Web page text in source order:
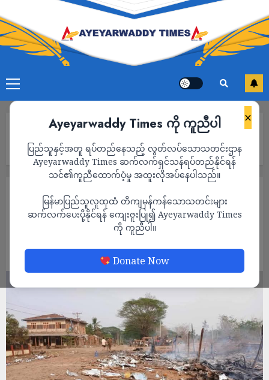
×
Ayeyarwaddy Times ကို ကူညီပါ
ပြည်သူနှင့်အတူ ရပ်တည်နေသည့် လွတ်လပ်သောသတင်းဌာန
Ayeyarwaddy Times ဆက်လက်ရှင်သန်ရပ်တည်နိုင်ရန်
သင်၏ကူညီထောက်ပံ့မှု အထူးလိုအပ်နေပါသည်။
မြန်မာပြည်သူလူထုထံ တိကျမှန်ကန်သောသတင်းများ
ဆက်လက်ပေးပို့နိုင်ရန် ကျေးဇူးပြု၍ Ayeyarwaddy Times
ကို ကူညီပါ။
Donate Now
သေဆုံး
ဝန်းသို နမ်းခမ်း‌ရွာဆေးရုံကို စစ်ကောင်စီဗုံးကြဲ၍
ဒေသခံ ၃၀ နီးပါးသေဆုံး
ADMIN